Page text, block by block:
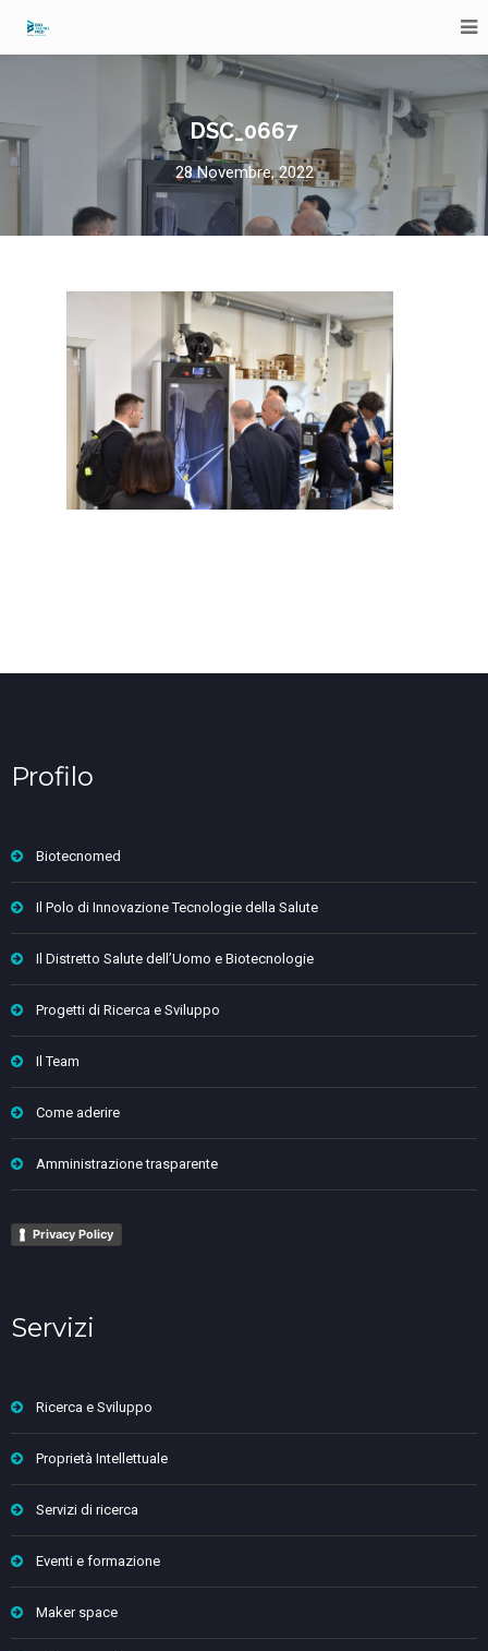
DSC_0667
28 Novembre, 2022
Profilo
Biotecnomed
Il Polo di Innovazione Tecnologie della Salute
Il Distretto Salute dell’Uomo e Biotecnologie
Progetti di Ricerca e Sviluppo
Il Team
Come aderire
Amministrazione trasparente
Privacy Policy
Servizi
Ricerca e Sviluppo
Proprietà Intellettuale
Servizi di ricerca
Eventi e formazione
Maker space